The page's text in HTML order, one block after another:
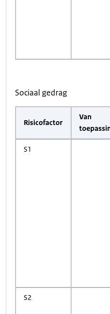
Sociaal gedrag
Risicofactor
Van
S1
S2